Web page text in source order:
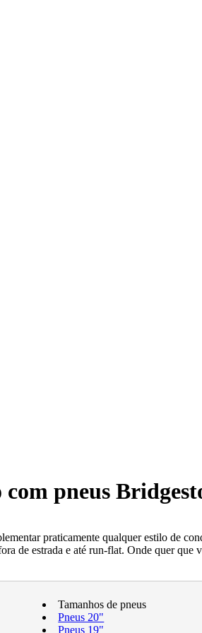
pneus
praticamente qualquer estilo de
de estrada e até run-flat. Onde quer que
Tamanhos de pneus
Pneus 20"
Pneus 19"